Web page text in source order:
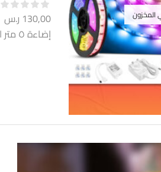
المخزون 130,00 ر.س
إضاءة ٥ متر الأكثر مبيعًا متغيرة مزوّدة بجهاز تحكم عن بعد "رمضان مٌبارك"